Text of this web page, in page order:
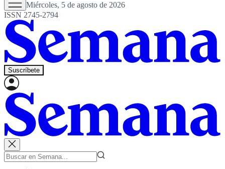
Miércoles, 5 de agosto de 2026
ISSN 2745-2794
Suscríbete